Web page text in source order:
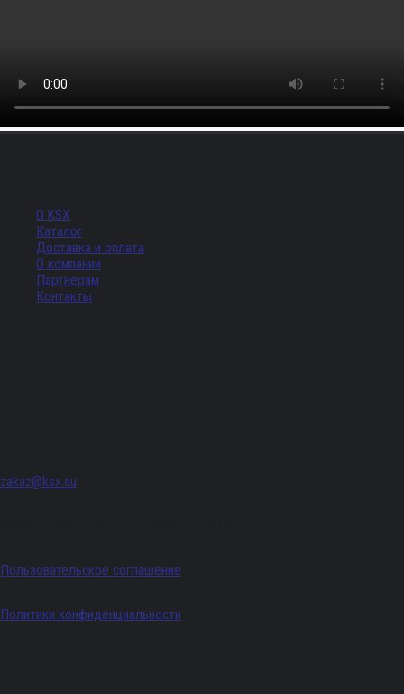
О KSX
Каталог
Доставка и оплата
О компании
Партнерам
Контакты
zakaz@ksx.su
Пользовательское соглашение
Политики конфиденциальности